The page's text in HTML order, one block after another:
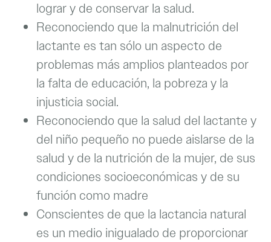
lograr y de conservar la salud.
Reconociendo que la malnutrición del
lactante es tan sólo un aspecto de
problemas más amplios planteados por
la falta de educación, la pobreza y la
injusticia social.
Reconociendo que la salud del lactante y
del niño pequeño no puede aislarse de la
salud y de la nutrición de la mujer, de sus
condiciones socioeconómicas y de su
función como madre
Conscientes de que la lactancia natural
es un medio inigualado de proporcionar